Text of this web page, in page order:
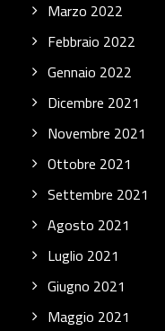
Marzo 2022
Febbraio 2022
Gennaio 2022
Dicembre 2021
Novembre 2021
Ottobre 2021
Settembre 2021
Agosto 2021
Luglio 2021
Giugno 2021
Maggio 2021